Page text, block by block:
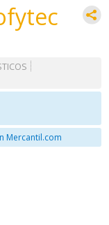
Mercantil.com